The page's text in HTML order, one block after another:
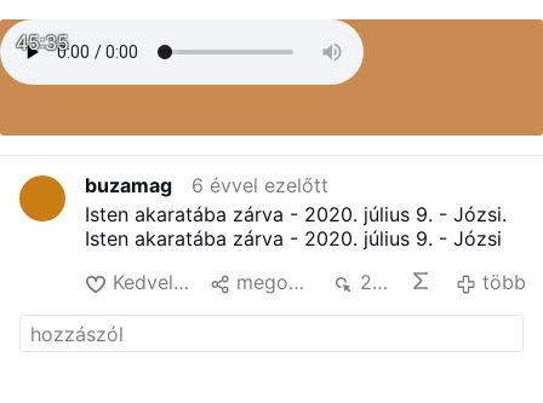
45:35
buzamag
6 évvel ezelőtt
Isten akaratába zárva - 2020. július 9. - Józsi.
Isten akaratába zárva - 2020. július 9. - Józsi
Kedvelés
megoszt 291 több